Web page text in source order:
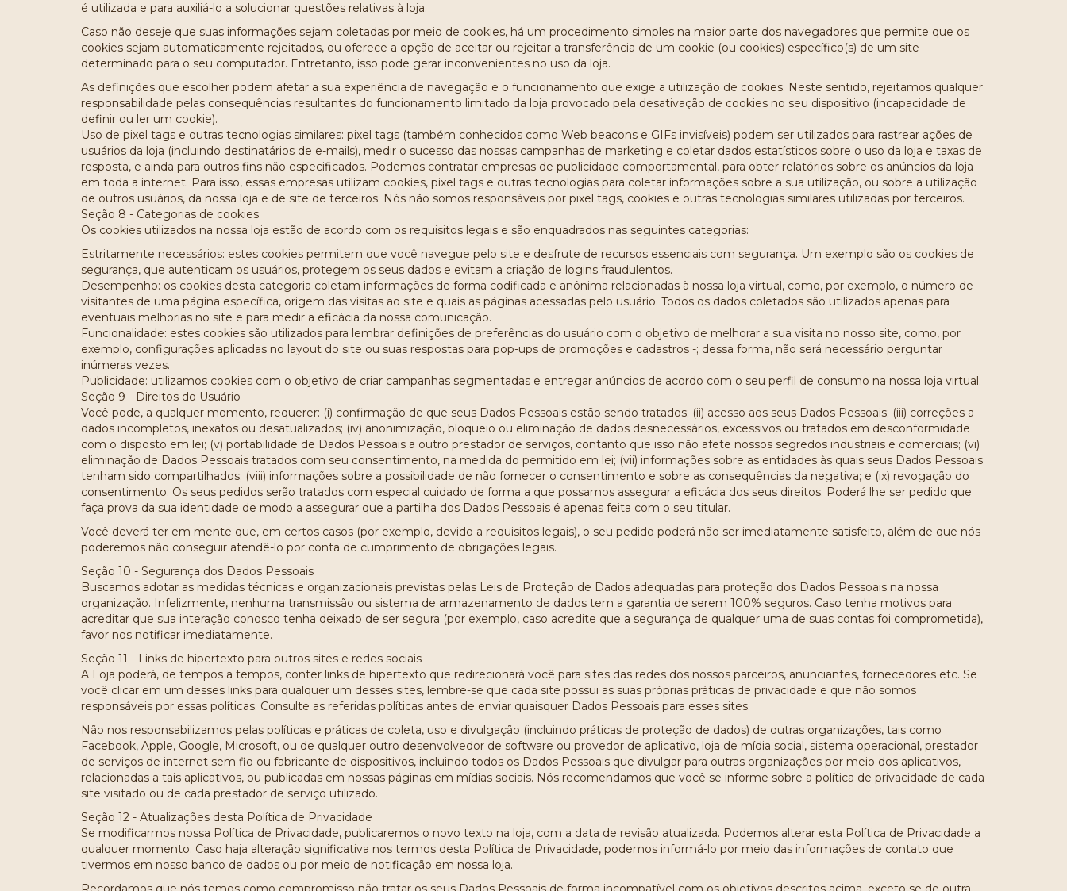
é utilizada e para auxiliá-lo a solucionar questões relativas à loja.
Caso não deseje que suas informações sejam coletadas por meio de cookies, há um procedimento simples na maior parte dos navegadores que permite que os
cookies sejam automaticamente rejeitados, ou oferece a opção de aceitar ou rejeitar a transferência de um cookie (ou cookies) específico(s) de um site
determinado para o seu computador. Entretanto, isso pode gerar inconvenientes no uso da loja.
As definições que escolher podem afetar a sua experiência de navegação e o funcionamento que exige a utilização de cookies. Neste sentido, rejeitamos qualquer
responsabilidade pelas consequências resultantes do funcionamento limitado da loja provocado pela desativação de cookies no seu dispositivo (incapacidade de
definir ou ler um cookie).
Uso de pixel tags e outras tecnologias similares: pixel tags (também conhecidos como Web beacons e GIFs invisíveis) podem ser utilizados para rastrear ações de
usuários da loja (incluindo destinatários de e-mails), medir o sucesso das nossas campanhas de marketing e coletar dados estatísticos sobre o uso da loja e taxas de
resposta, e ainda para outros fins não especificados. Podemos contratar empresas de publicidade comportamental, para obter relatórios sobre os anúncios da loja
em toda a internet. Para isso, essas empresas utilizam cookies, pixel tags e outras tecnologias para coletar informações sobre a sua utilização, ou sobre a utilização
de outros usuários, da nossa loja e de site de terceiros. Nós não somos responsáveis por pixel tags, cookies e outras tecnologias similares utilizadas por terceiros.
Seção 8 - Categorias de cookies
Os cookies utilizados na nossa loja estão de acordo com os requisitos legais e são enquadrados nas seguintes categorias:
Estritamente necessários: estes cookies permitem que você navegue pelo site e desfrute de recursos essenciais com segurança. Um exemplo são os cookies de
segurança, que autenticam os usuários, protegem os seus dados e evitam a criação de logins fraudulentos.
Desempenho: os cookies desta categoria coletam informações de forma codificada e anônima relacionadas à nossa loja virtual, como, por exemplo, o número de
visitantes de uma página específica, origem das visitas ao site e quais as páginas acessadas pelo usuário. Todos os dados coletados são utilizados apenas para
eventuais melhorias no site e para medir a eficácia da nossa comunicação.
Funcionalidade: estes cookies são utilizados para lembrar definições de preferências do usuário com o objetivo de melhorar a sua visita no nosso site, como, por
exemplo, configurações aplicadas no layout do site ou suas respostas para pop-ups de promoções e cadastros -; dessa forma, não será necessário perguntar
inúmeras vezes.
Publicidade: utilizamos cookies com o objetivo de criar campanhas segmentadas e entregar anúncios de acordo com o seu perfil de consumo na nossa loja virtual.
Seção 9 - Direitos do Usuário
Você pode, a qualquer momento, requerer: (i) confirmação de que seus Dados Pessoais estão sendo tratados; (ii) acesso aos seus Dados Pessoais; (iii) correções a
dados incompletos, inexatos ou desatualizados; (iv) anonimização, bloqueio ou eliminação de dados desnecessários, excessivos ou tratados em desconformidade
com o disposto em lei; (v) portabilidade de Dados Pessoais a outro prestador de serviços, contanto que isso não afete nossos segredos industriais e comerciais; (vi)
eliminação de Dados Pessoais tratados com seu consentimento, na medida do permitido em lei; (vii) informações sobre as entidades às quais seus Dados Pessoais
tenham sido compartilhados; (viii) informações sobre a possibilidade de não fornecer o consentimento e sobre as consequências da negativa; e (ix) revogação do
consentimento. Os seus pedidos serão tratados com especial cuidado de forma a que possamos assegurar a eficácia dos seus direitos. Poderá lhe ser pedido que
faça prova da sua identidade de modo a assegurar que a partilha dos Dados Pessoais é apenas feita com o seu titular.
Você deverá ter em mente que, em certos casos (por exemplo, devido a requisitos legais), o seu pedido poderá não ser imediatamente satisfeito, além de que nós
poderemos não conseguir atendê-lo por conta de cumprimento de obrigações legais.
Seção 10 - Segurança dos Dados Pessoais
Buscamos adotar as medidas técnicas e organizacionais previstas pelas Leis de Proteção de Dados adequadas para proteção dos Dados Pessoais na nossa
organização. Infelizmente, nenhuma transmissão ou sistema de armazenamento de dados tem a garantia de serem 100% seguros. Caso tenha motivos para
acreditar que sua interação conosco tenha deixado de ser segura (por exemplo, caso acredite que a segurança de qualquer uma de suas contas foi comprometida),
favor nos notificar imediatamente.
Seção 11 - Links de hipertexto para outros sites e redes sociais
A Loja poderá, de tempos a tempos, conter links de hipertexto que redirecionará você para sites das redes dos nossos parceiros, anunciantes, fornecedores etc. Se
você clicar em um desses links para qualquer um desses sites, lembre-se que cada site possui as suas próprias práticas de privacidade e que não somos
responsáveis por essas políticas. Consulte as referidas políticas antes de enviar quaisquer Dados Pessoais para esses sites.
Não nos responsabilizamos pelas políticas e práticas de coleta, uso e divulgação (incluindo práticas de proteção de dados) de outras organizações, tais como
Facebook, Apple, Google, Microsoft, ou de qualquer outro desenvolvedor de software ou provedor de aplicativo, loja de mídia social, sistema operacional, prestador
de serviços de internet sem fio ou fabricante de dispositivos, incluindo todos os Dados Pessoais que divulgar para outras organizações por meio dos aplicativos,
relacionadas a tais aplicativos, ou publicadas em nossas páginas em mídias sociais. Nós recomendamos que você se informe sobre a política de privacidade de cada
site visitado ou de cada prestador de serviço utilizado.
Seção 12 - Atualizações desta Política de Privacidade
Se modificarmos nossa Política de Privacidade, publicaremos o novo texto na loja, com a data de revisão atualizada. Podemos alterar esta Política de Privacidade a
qualquer momento. Caso haja alteração significativa nos termos desta Política de Privacidade, podemos informá-lo por meio das informações de contato que
tivermos em nosso banco de dados ou por meio de notificação em nossa loja.